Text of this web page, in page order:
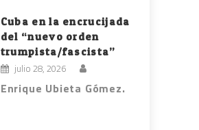
Cuba en la encrucijada
del “nuevo orden
trumpista/fascista”
julio 28, 2026
Enrique Ubieta Gómez.